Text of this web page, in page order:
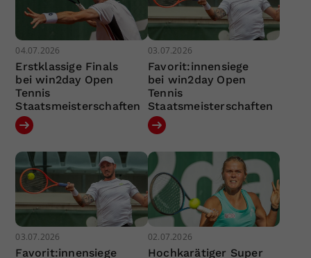
04.07.2026
Erstklassige Finals
bei win2day Open
Tennis
Staatsmeisterschaften
03.07.2026
Favorit:innensiege
bei win2day Open
Tennis
Staatsmeisterschaften
03.07.2026
Favorit:innensiege
02.07.2026
Hochkarätiger Super